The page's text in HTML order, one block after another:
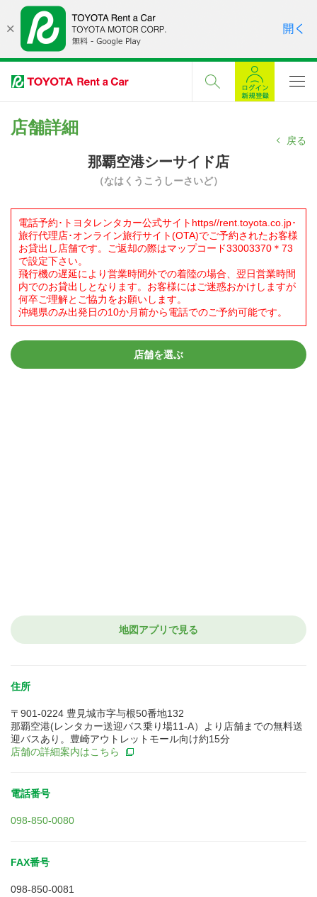
店舗詳細
戻る
那覇空港シーサイド店
（なはくうこうしーさいど）
電話予約･トヨタレンタカー公式サイトhttps//rent.toyota.co.jp･
旅行代理店･オンライン旅行サイト(OTA)でご予約されたお客様
お貸出し店舗です。ご返却の際はマップコード33003370＊73
で設定下さい。
飛行機の遅延により営業時間外での着陸の場合、翌日営業時間
内でのお貸出しとなります。お客様にはご迷惑おかけしますが
何卒ご理解とご協力をお願いします。
沖縄県のみ出発日の10か月前から電話でのご予約可能です。
店舗を選ぶ
地図アプリで見る
住所
〒901-0224 豊見城市字与根50番地132
那覇空港(レンタカー送迎バス乗り場11-A）より店舗までの無料送
迎バスあり。豊崎アウトレットモール向け約15分
店舗の詳細案内はこちら
電話番号
098-850-0080
FAX番号
098-850-0081